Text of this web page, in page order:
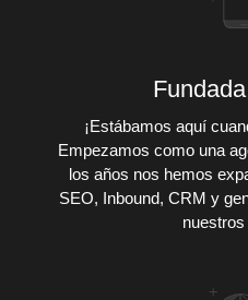
¡Estábamos aquí
Empezamos como una
los años nos hemos
SEO, Inbound, CRM y